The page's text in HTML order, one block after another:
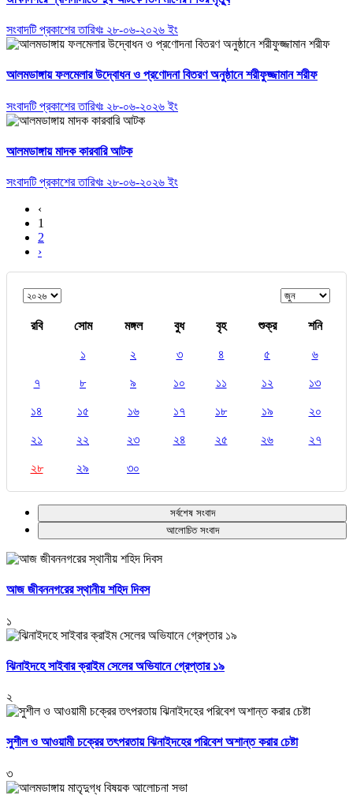
সংবাদটি প্রকাশের তারিখঃ ২৮-০৬-২০২৬ ইং
আলমডাঙ্গায় ফলমেলার উদ্বোধন ও প্রণোদনা বিতরণ অনুষ্ঠানে শরীফুজ্জামান শরীফ
সংবাদটি প্রকাশের তারিখঃ ২৮-০৬-২০২৬ ইং
আলমডাঙ্গায় মাদক কারবারি আটক
সংবাদটি প্রকাশের তারিখঃ ২৮-০৬-২০২৬ ইং
‹
1
2
›
রবি সোম মঙ্গল বুধ বৃহ শুক্র শনি
১ ২ ৩ ৪ ৫ ৬
৭ ৮ ৯ ১০ ১১ ১২ ১৩
১৪ ১৫ ১৬ ১৭ ১৮ ১৯ ২০
২১ ২২ ২৩ ২৪ ২৫ ২৬ ২৭
২৮ ২৯ ৩০
সর্বশেষ সংবাদ
আলোচিত সংবাদ
আজ জীবননগরের স্থানীয় শহিদ দিবস
১
ঝিনাইদহে সাইবার ক্রাইম সেলের অভিযানে গ্রেপ্তার ১৯
২
সুশীল ও আওয়ামী চক্রের তৎপরতায় ঝিনাইদহের পরিবেশ অশান্ত করার চেষ্টা
৩